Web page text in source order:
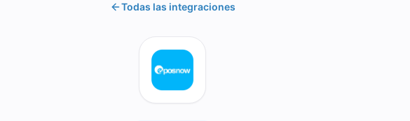
Todas las integraciones